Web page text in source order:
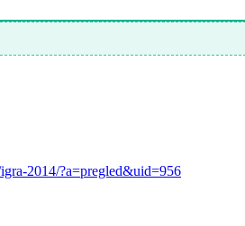
2014/?a=pregled&uid=956